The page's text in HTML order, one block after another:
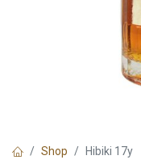
Shop Hibiki 17y